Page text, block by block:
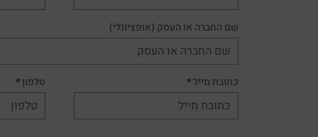
שם החברה או העסק (אופציונלי)
כתובת מייל* טלפון*